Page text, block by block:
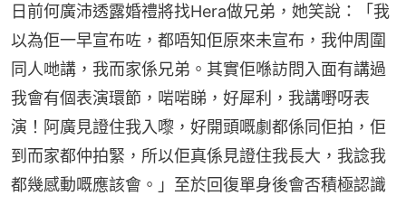
日前何廣沛透露婚禮將找Hera做兄弟，她笑說：「我
以為佢一早宣布咗，都唔知佢原來未宣布，我仲周圍
同人哋講，我而家係兄弟。其實佢喺訪問入面有講過
我會有個表演環節，啱啱睇，好犀利，我講嘢呀表
演！阿廣見證住我入嚟，好開頭嘅劇都係同佢拍，佢
到而家都仲拍緊，所以佢真係見證住我長大，我諗我
都幾感動嘅應該會。」至於回復單身後會否積極認識